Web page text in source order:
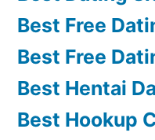
Best Free
Best Free
Best Hentai
Best Hookup